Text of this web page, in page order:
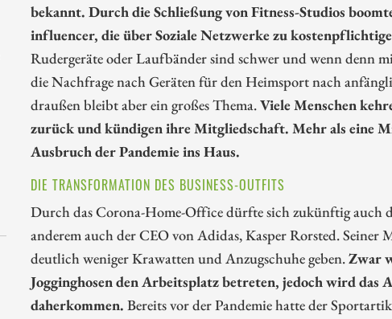
bekannt. Durch die Schließung von Fitness-Studios
influencer, die über Soziale Netzwerke zu
Rudergeräte oder Laufbänder sind schwer und wenn denn
die Nachfrage nach Geräten für den Heimsport nach
draußen bleibt aber ein großes Thema.Viele Menschen
zurück und kündigen ihre Mitgliedschaft. Mehr als eine
Ausbruch der Pandemie ins Haus.
DIE TRANSFORMATION DES BUSINESS-OUTFITS
Durch das Corona-Home-Office dürfte sich zukünftig auch
anderem auch der CEO von Adidas, Kasper Rorsted.
deutlich weniger Krawatten und Anzugschuhe geben.Zwar
Jogginghosen den Arbeitsplatz betreten, jedoch wird
daherkommen. Bereits vor der Pandemie hatte der